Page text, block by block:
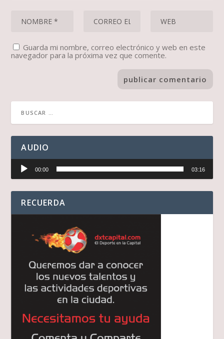
Guarda mi nombre, correo electrónico y web en este
navegador para la próxima vez que comente.
AUDIO
Reproductor
audio
00:00 03:16
RECUERDA